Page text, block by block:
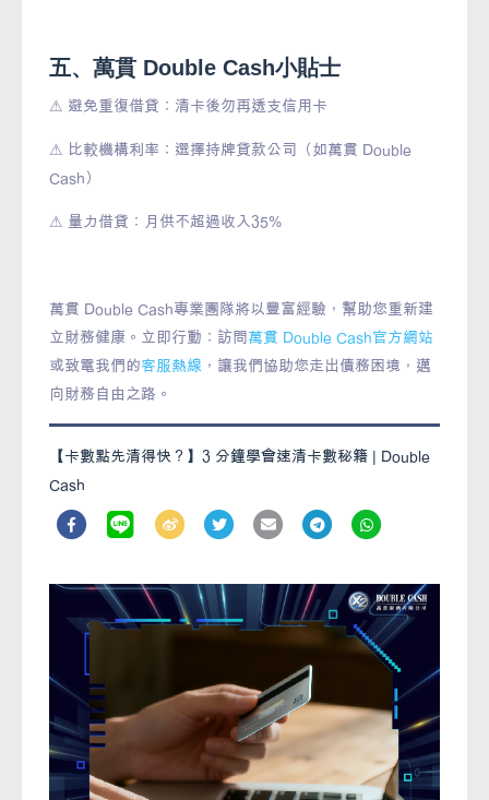
五、萬貫 Double Cash小貼士
⚠ 避免重復借貸：清卡後勿再透支信用卡
⚠ 比較機構利率：選擇持牌貸款公司（如萬貫 Double
Cash）
⚠ 量力借貸：月供不超過收入35%
萬貫 Double Cash專業團隊將以豐富經驗，幫助您重新建
立財務健康。立即行動：訪問 萬貫 Double Cash官方網站
或致電我們的客服熱線 ，讓我們協助您走出債務困境，邁
向財務自由之路。
【卡數點先清得快？】3 分鐘學會速清卡數秘籍 | Double
Cash